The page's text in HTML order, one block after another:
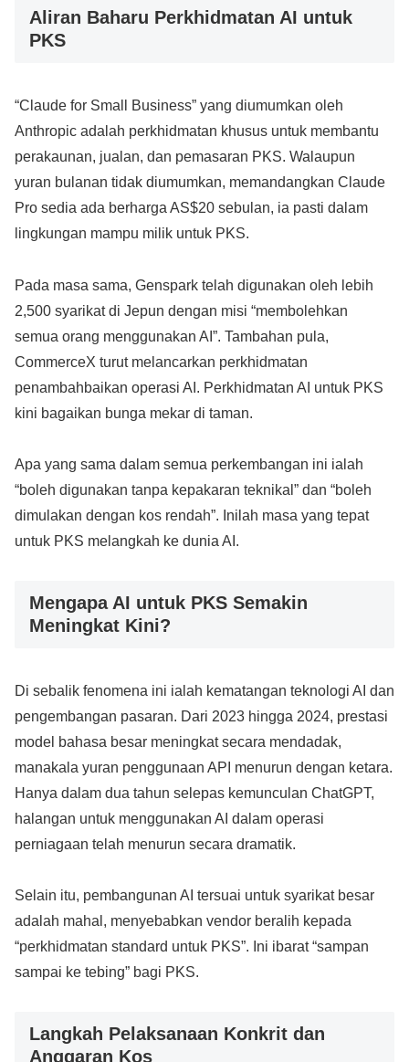
Aliran Baharu Perkhidmatan AI untuk
PKS
“Claude for Small Business” yang diumumkan oleh
Anthropic adalah perkhidmatan khusus untuk membantu
perakaunan, jualan, dan pemasaran PKS. Walaupun
yuran bulanan tidak diumumkan, memandangkan Claude
Pro sedia ada berharga AS$20 sebulan, ia pasti dalam
lingkungan mampu milik untuk PKS.
Pada masa sama, Genspark telah digunakan oleh lebih
2,500 syarikat di Jepun dengan misi “membolehkan
semua orang menggunakan AI”. Tambahan pula,
CommerceX turut melancarkan perkhidmatan
penambahbaikan operasi AI. Perkhidmatan AI untuk PKS
kini bagaikan bunga mekar di taman.
Apa yang sama dalam semua perkembangan ini ialah
“boleh digunakan tanpa kepakaran teknikal” dan “boleh
dimulakan dengan kos rendah”. Inilah masa yang tepat
untuk PKS melangkah ke dunia AI.
Mengapa AI untuk PKS Semakin
Meningkat Kini?
Di sebalik fenomena ini ialah kematangan teknologi AI dan
pengembangan pasaran. Dari 2023 hingga 2024, prestasi
model bahasa besar meningkat secara mendadak,
manakala yuran penggunaan API menurun dengan ketara.
Hanya dalam dua tahun selepas kemunculan ChatGPT,
halangan untuk menggunakan AI dalam operasi
perniagaan telah menurun secara dramatik.
Selain itu, pembangunan AI tersuai untuk syarikat besar
adalah mahal, menyebabkan vendor beralih kepada
“perkhidmatan standard untuk PKS”. Ini ibarat “sampan
sampai ke tebing” bagi PKS.
Langkah Pelaksanaan Konkrit dan
Anggaran Kos